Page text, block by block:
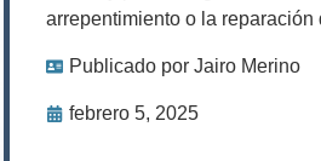
arrepentimiento o la
Publicado por Jairo Merino
febrero 5, 2025